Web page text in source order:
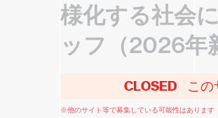
様化する社会
ッフ（2026年
CLOSED こ
※他のサイト等で募集している可能性はあります